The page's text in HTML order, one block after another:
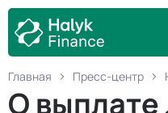
Главная Пресс-центр
О